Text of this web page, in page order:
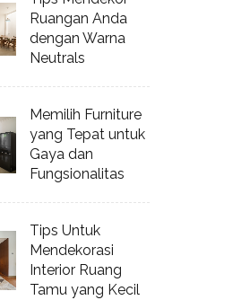
Ruangan Anda
dengan Warna
Neutrals
Memilih Furniture
yang Tepat untuk
Gaya dan
Fungsionalitas
Tips Untuk
Mendekorasi
Interior Ruang
Tamu yang Kecil